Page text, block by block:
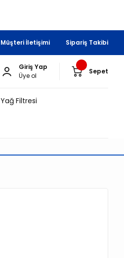
Müşteri İletişimi Sipariş Takibi
Giriş Yap
Üye ol
Sepet
Yağ Filtresi